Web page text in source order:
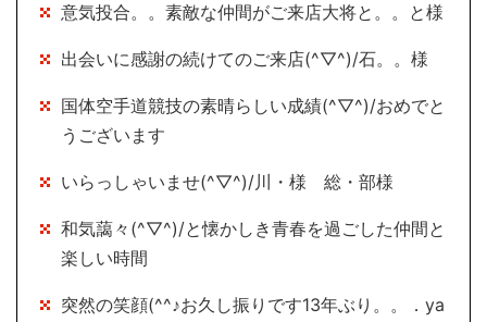
意気投合。。素敵な仲間がご来店大将と。。と様
出会いに感謝の続けてのご来店(^▽^)/石。。様
国体空手道競技の素晴らしい成績(^▽^)/おめでと
うございます
いらっしゃいませ(^▽^)/川・様 総・部様
和気藹々(^▽^)/と懐かしき青春を過ごした仲間と
楽しい時間
突然の笑顔(^^♪お久し振りです13年ぶり。。．ya